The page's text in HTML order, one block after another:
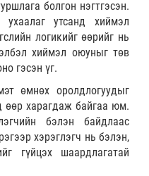
болгон нэгтгэсэн.
утсанд хиймэл
логикийг өөрийг нь
хиймэл оюуныг төв
гэсэн үг.
өмнөх оролдлогуудыг
өөр харагдаж байгаа юм.
бэлэн байдлаас
хэрэглэгч нь бэлэн,
гүйцэх шаардлагатай